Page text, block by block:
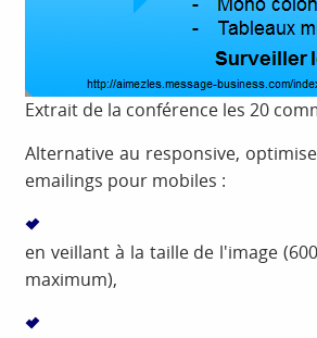
Extrait de la conférence les 20
Alternative au responsive,
emailings pour mobiles :
en veillant à la taille de l'image
maximum),